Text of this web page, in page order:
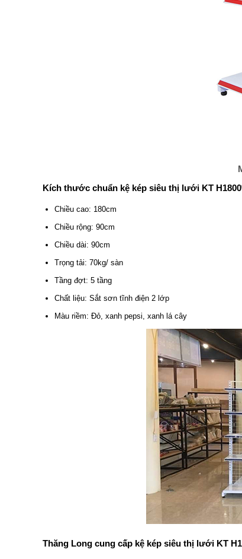
Kích thước chuẩn kệ kép siêu thị lưới KT
Chiều cao: 180cm
Chiều rộng: 90cm
Chiều dài: 90cm
Trọng tải: 70kg/ sàn
Tầng đợt: 5 tầng
Chất liệu: Sắt sơn tĩnh điện 2 lớp
Màu riềm: Đỏ, xanh pepsi, xanh lá cây
Thăng Long cung cấp kệ kép siêu thị lưới KT